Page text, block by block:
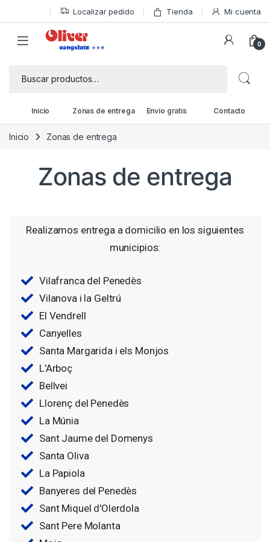
Localizar pedido Tienda Mi cuenta
0
Inicio Zonas de entrega Envío gratis Contacto
Inicio Zonas de entrega
Zonas de entrega
Realizamos entrega a domicilio en los siguientes
municipios:
Vilafranca del Penedès
Vilanova i la Geltrú
El Vendrell
Canyelles
Santa Margarida i els Monjos
L'Arboç
Bellvei
Llorenç del Penedès
La Múnia
Sant Jaume del Domenys
Santa Oliva
La Papiola
Banyeres del Penedès
Sant Miquel d'Olerdola
Sant Pere Molanta